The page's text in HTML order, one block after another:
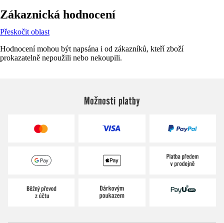
Zákaznická hodnocení
Přeskočit oblast
Hodnocení mohou být napsána i od zákazníků, kteří zboží
prokazatelně nepoužili nebo nekoupili.
Možnosti platby